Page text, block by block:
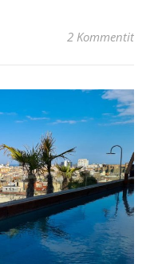
2 Kommentit